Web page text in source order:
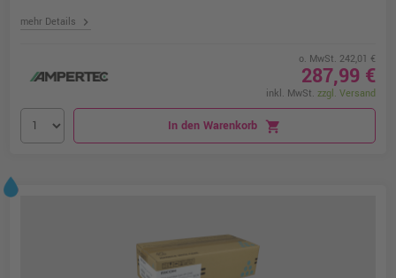
mehr Details chevron_right
o. MwSt. 242,01 €
287,99 €
inkl. MwSt. zzgl. Versand
In den Warenkorb shopping_cart